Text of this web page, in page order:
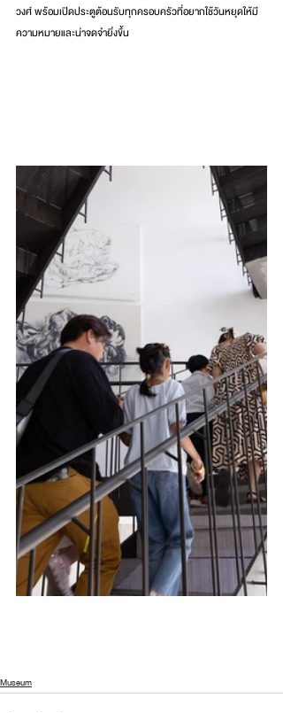
วงศ์ พร้อมเปิดประตูต้อนรับทุกครอบครัวที่อยากใช้วันหยุดให้มี
ความหมายและน่าจดจำยิ่งขึ้น
Museum